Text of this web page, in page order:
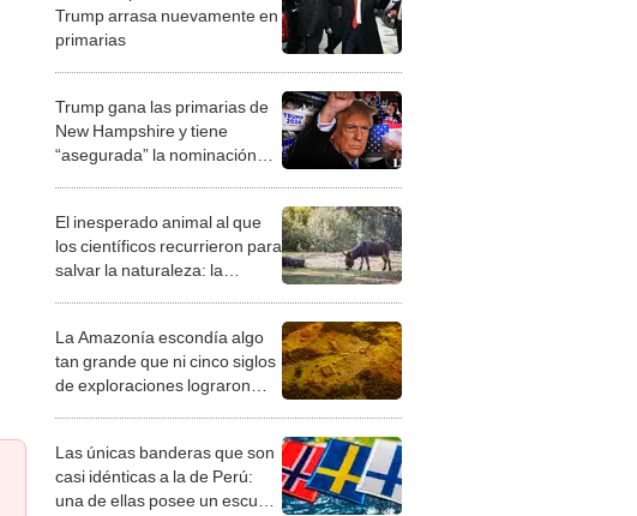
Trump arrasa nuevamente en
primarias
Trump gana las primarias de
New Hampshire y tiene
“asegurada” la nominación
El inesperado animal al que
los científicos recurrieron para
salvar la naturaleza: la
desierto en un paisaje con
más vida
La Amazonía escondía algo
tan grande que ni cinco siglos
de exploraciones lograron
sabía sobre su pasado
Las únicas banderas que son
casi idénticas a la de Perú:
una de ellas posee un escudo